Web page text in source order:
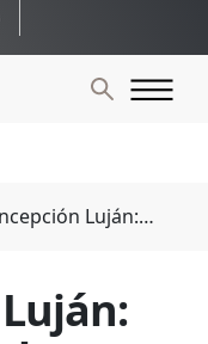
Luján: